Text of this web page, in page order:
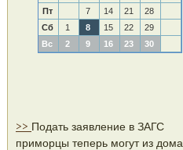
Пт
7 14 21
28
Сб
1 8 15 22
29
Вс
2 9 16 23 30
>> Подать заявление в ЗАГС
приморцы теперь могут из дома